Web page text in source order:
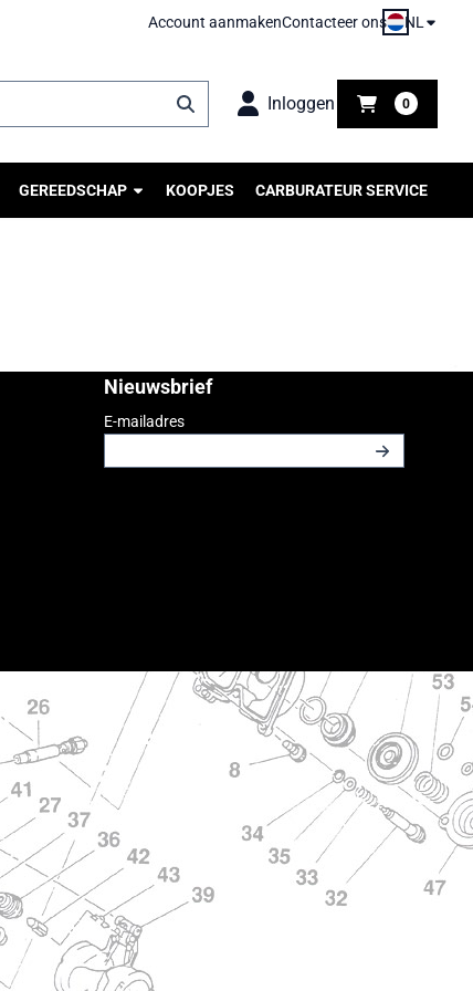
Account aanmakenContacteer ons NL
Inloggen 0
GEREEDSCHAP KOOPJES CARBURATEUR SERVICE
Nieuwsbrief
E-mailadresVul je e-mailadres in voor de nieuwsbrief